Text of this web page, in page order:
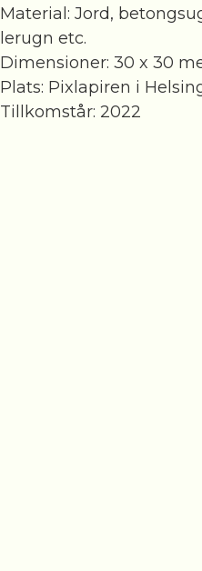
Material: Jord,
lerugn etc.
Dimensioner: 30 x 30
Plats: Pixlapiren i
Tillkomstår: 2022